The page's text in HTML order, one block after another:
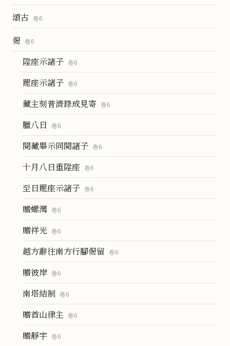
頌古 卷6
偈 卷6
陞座示諸子 卷6
罷座示諸子 卷6
藏主刻普濟錄成見寄 卷6
臘八日 卷6
閱藏畢示同閱諸子 卷6
十月八日重陞座 卷6
至日罷座示諸子 卷6
贈螺灣 卷6
贈祥光 卷6
越方辭往南方行腳偈留 卷6
贈彼岸 卷6
南塔結制 卷6
贈首山律主 卷6
贈靜宇 卷6